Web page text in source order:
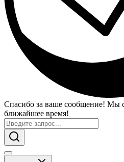
Спасибо за ваше сообщение! Мы
ближайшее время!